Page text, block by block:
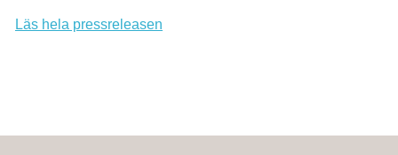
Läs hela pressreleasen